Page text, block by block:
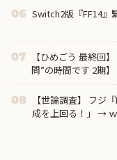
06 Switch2版『FF14』
07
【ひめごう 最終回
問”の時間です 2期】
08
【世論調査】 フジ
成を上回る！」 →